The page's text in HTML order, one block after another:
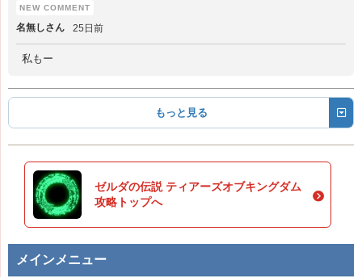
名無しさん 25日前
私もー
もっと見る
ゼルダの伝説 ティアーズオブキングダム
攻略トップへ
メインメニュー